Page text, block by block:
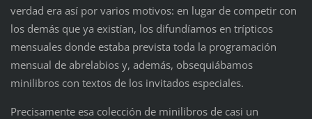
verdad era así por varios motivos: en lugar de competir con
los demás que ya existían, los difundíamos en trípticos
mensuales donde estaba prevista toda la programación
mensual de abrelabios y, además, obsequiábamos
minilibros con textos de los invitados especiales.
Precisamente esa colección de minilibros de casi un